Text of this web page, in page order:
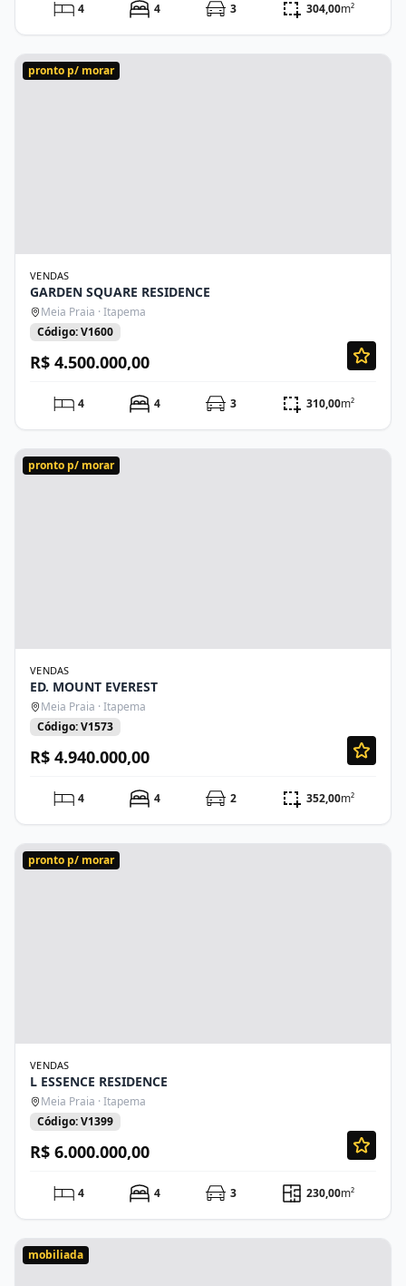
4 4 3 304,00m²
pronto p/ morar
VENDAS
GARDEN SQUARE RESIDENCE
Meia Praia · Itapema
Código: V1600
R$ 4.500.000,00
4 4 3 310,00m²
pronto p/ morar
VENDAS
ED. MOUNT EVEREST
Meia Praia · Itapema
Código: V1573
R$ 4.940.000,00
4 4 2 352,00m²
pronto p/ morar
VENDAS
L ESSENCE RESIDENCE
Meia Praia · Itapema
Código: V1399
R$ 6.000.000,00
4 4 3 230,00m²
mobiliada